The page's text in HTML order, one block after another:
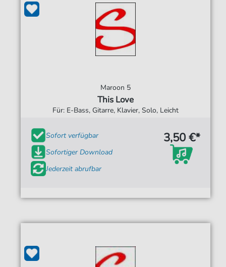
Maroon 5
This Love
Für: E-Bass, Gitarre, Klavier, Solo, Leicht
Sofort verfügbar
Sofortiger Download
Jederzeit abrufbar
3,50 €*